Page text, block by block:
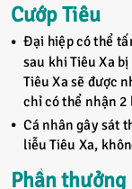
Cướp Tiêu
Đại hiệp có thể
sau khi Tiêu Xa
Tiêu Xa sẽ được
chỉ có thể nhận 2
Cá nhân gây sát
liễu Tiêu Xa,
Phần thưởng